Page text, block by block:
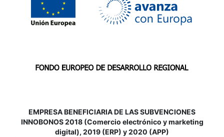
EMPRESA BENEFICIARIA DE LAS SUBVENCIONES
INNOBONOS 2018 (Comercio electrónico y marketing
digital), 2019 (ERP) y 2020 (APP)